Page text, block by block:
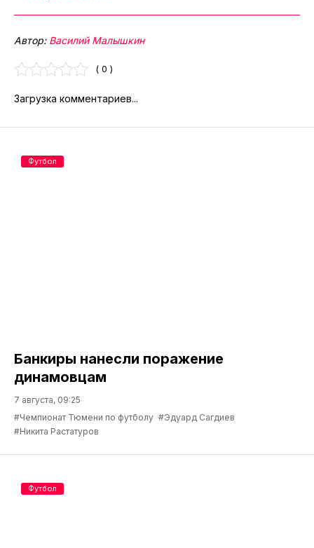
Автор: Василий Малышкин
( 0 )
Загрузка комментариев...
Банкиры нанесли поражение
динамовцам
7 августа, 09:25
#Чемпионат Тюмени по футболу #Эдуард Сагдиев
#Никита Растатуров
Футбол
Футбол